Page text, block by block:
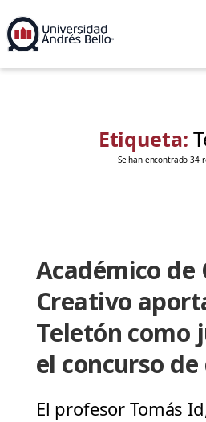
Etiqueta:
Se han encontrado 34
Académico de
Creativo
Teletón como
el concurso
El profesor Tomás